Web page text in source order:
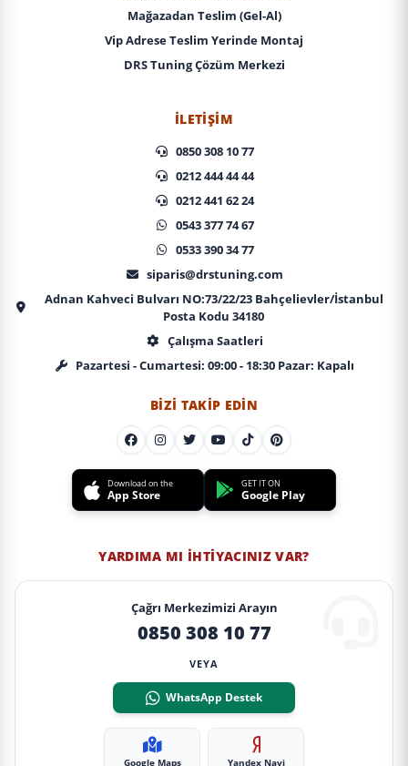
Mağazadan Teslim (Gel-Al)
Vip Adrese Teslim Yerinde Montaj
DRS Tuning Çözüm Merkezi
İLETIŞIM
0850 308 10 77
0212 444 44 44
0212 441 62 24
0543 377 74 67
0533 390 34 77
siparis@drstuning.com
Adnan Kahveci Bulvarı NO:73/22/23 Bahçelievler/İstanbul
Posta Kodu 34180
Çalışma Saatleri
Pazartesi - Cumartesi: 09:00 - 18:30 Pazar: Kapalı
BIZI TAKIP EDIN
Download on the
App Store
GET IT ON
Google Play
YARDIMA MI İHTIYACINIZ VAR?
Çağrı Merkezimizi Arayın
0850 308 10 77
VEYA
WhatsApp Destek
Google Maps Yandex Navi